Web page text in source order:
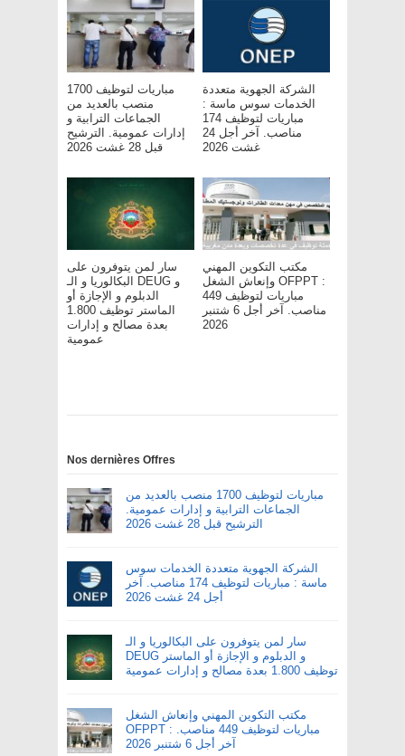
مباريات لتوظيف 1700
منصب بالعديد من
الجماعات الترابية و
إدارات عمومية. الترشيح
قبل 28 غشت 2026
الشركة الجهوية متعددة
الخدمات سوس ماسة :
مباريات لتوظيف 174
مناصب. آخر أجل 24
غشت 2026
سار لمن يتوفرون على
البكالوريا و الـ DEUG و
الدبلوم و الإجازة أو
الماستر توظيف 1.800
بعدة مصالح و إدارات
عمومية
مكتب التكوين المهني
وإنعاش الشغل OFPPT :
مباريات لتوظيف 449
مناصب. آخر أجل 6 شتنبر
2026
Nos dernières Offres
مباريات لتوظيف 1700 منصب بالعديد من
الجماعات الترابية و إدارات عمومية.
الترشيح قبل 28 غشت 2026
الشركة الجهوية متعددة الخدمات سوس
ماسة : مباريات لتوظيف 174 مناصب. آخر
أجل 24 غشت 2026
سار لمن يتوفرون على البكالوريا و الـ
DEUG و الدبلوم و الإجازة أو الماستر
توظيف 1.800 بعدة مصالح و إدارات عمومية
مكتب التكوين المهني وإنعاش الشغل
OFPPT : مباريات لتوظيف 449 مناصب.
آخر أجل 6 شتنبر 2026